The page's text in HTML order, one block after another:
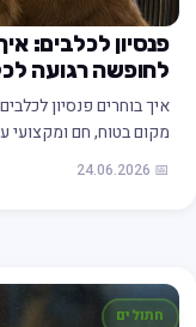
פנסיון לכלבים:
לחופשה רגועה
איך בוחרים פנסיון
מקום בטוח, חם ומקצועי
📅 24.06.2026
חתולים